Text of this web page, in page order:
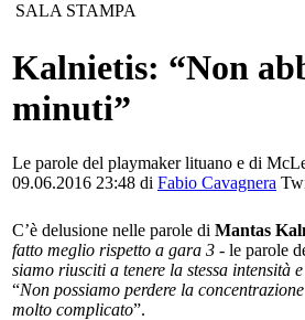
SALA STAMPA
Kalnietis: “Non
minuti”
Le parole del playmaker lituano e di
09.06.2016 23:48 di Fabio Cavagnera
C’è delusione nelle parole di Mantas
fatto meglio rispetto a gara 3 - le parole
siamo riusciti a tenere la stessa intensità
“Non possiamo perdere la
molto complicato”.